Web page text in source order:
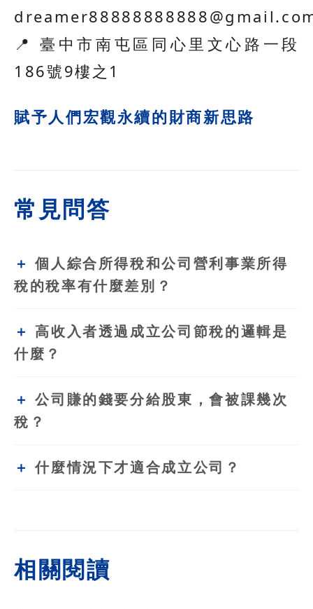
📍 臺中市南屯區同心里文心路一段
186號9樓之1
賦予人們宏觀永續的財商新思路
常見問答
個人綜合所得稅和公司營利事業所得
稅的稅率有什麼差別？
高收入者透過成立公司節稅的邏輯是
什麼？
公司賺的錢要分給股東，會被課幾次
稅？
什麼情況下才適合成立公司？
相關閱讀